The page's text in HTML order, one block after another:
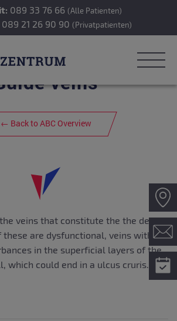
089 33 76 66 (Alle Patienten)
089 21 26 90 90 (Privatpatienten)
veins
← Back to ABC Overview
veins that constitute the the deep
these are dysfunctional, veins with
in the superficial layers of the
which could end in a ulcus cruris.